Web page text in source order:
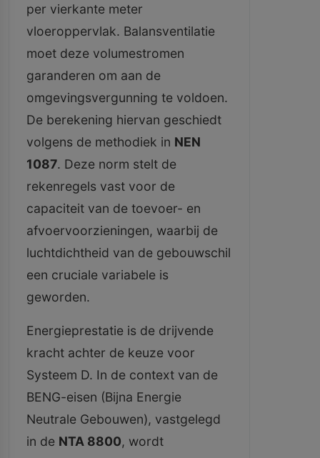
per vierkante meter
vloeroppervlak. Balansventilatie
moet deze volumestromen
garanderen om aan de
omgevingsvergunning te voldoen.
De berekening hiervan geschiedt
volgens de methodiek in NEN
1087. Deze norm stelt de
rekenregels vast voor de
capaciteit van de toevoer- en
afvoervoorzieningen, waarbij de
luchtdichtheid van de gebouwschil
een cruciale variabele is
geworden.
Energieprestatie is de drijvende
kracht achter de keuze voor
Systeem D. In de context van de
BENG-eisen (Bijna Energie
Neutrale Gebouwen), vastgelegd
in de NTA 8800, wordt